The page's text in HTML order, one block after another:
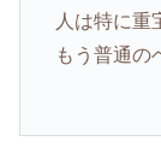
人は特に重
もう普通の